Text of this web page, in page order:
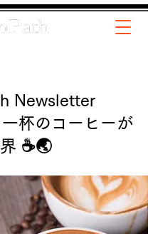
Newsletter
杯のコーヒーが
☕🌏